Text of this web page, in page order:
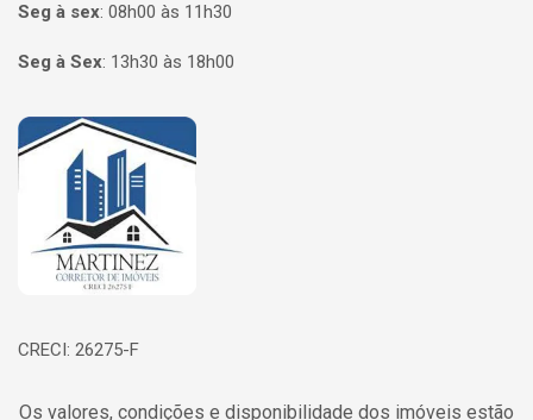
Seg à sex: 08h00 às 11h30
Seg à Sex: 13h30 às 18h00
Página inicial
CRECI: 26275-F
Os valores, condições e disponibilidade dos imóveis estão